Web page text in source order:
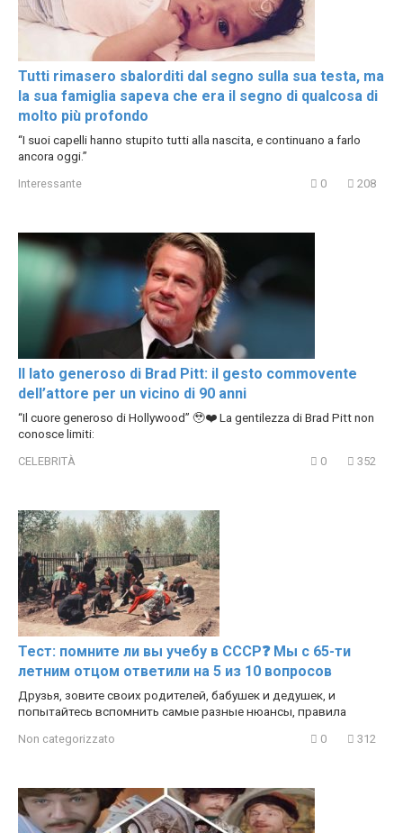
Tutti rimasero sbalorditi dal segno sulla sua testa, ma
la sua famiglia sapeva che era il segno di qualcosa di
molto più profondo
“I suoi capelli hanno stupito tutti alla nascita, e continuano a farlo
ancora oggi.”
Interessante 0 208
Il lato generoso di Brad Pitt: il gesto commovente
dell’attore per un vicino di 90 anni
“Il cuore generoso di Hollywood” 🥹❤️ La gentilezza di Brad Pitt non
conosce limiti:
CELEBRITÀ 0 352
Тест: помните ли вы учебу в СССР❓ Мы с 65-ти
летним отцом ответили на 5 из 10 вопросов
Друзья, зовите своих родителей, бабушек и дедушек, и
попытайтесь вспомнить самые разные нюансы, правила
Non categorizzato 0 312